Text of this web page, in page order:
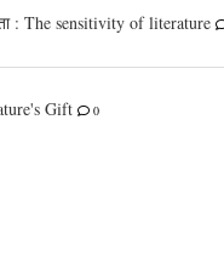
: The sensitivity of literature
Gift 0